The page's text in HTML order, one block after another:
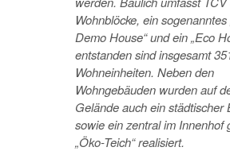
Wohnblöcke, ein sogenanntes
Demo House“ und ein „Eco
entstanden sind insgesamt
Wohneinheiten. Neben den
Wohngebäuden wurden auf
Gelände auch ein städtischer
sowie ein zentral im Innenhof
„Öko-Teich“ realisiert.